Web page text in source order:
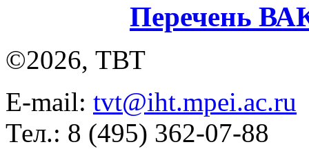
Перечень
©2026, ТВТ
E-mail: tvt@iht.mpei.ac.ru
Тел.: 8 (495) 362-07-88